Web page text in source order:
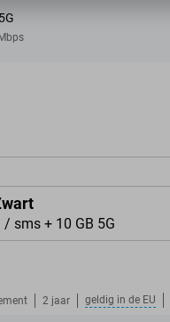
sms + 10 GB 5G
2 jaar geldig in de EU